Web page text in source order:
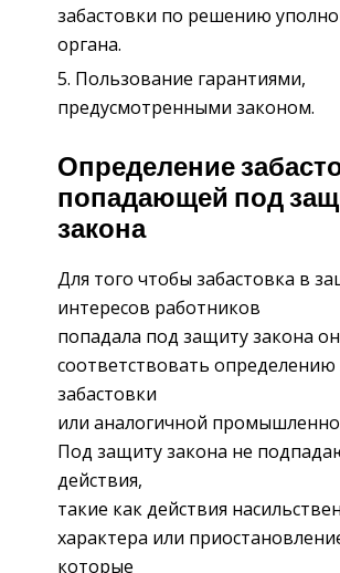
забастовки по решению
органа.
Пользование гарантиями,
предусмотренными законом.
Определение
попадающей под
закона
Для того чтобы забастовка в
интересов работников
попадала под защиту закона
соответствовать
забастовки
или аналогичной
Под защиту закона не
действия,
такие как действия
характера или
которые